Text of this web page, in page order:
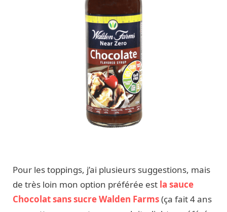
Pour les toppings, j’ai plusieurs suggestions, mais
de très loin mon option préférée est la sauce
Chocolat sans sucre Walden Farms(ça fait 4 ans